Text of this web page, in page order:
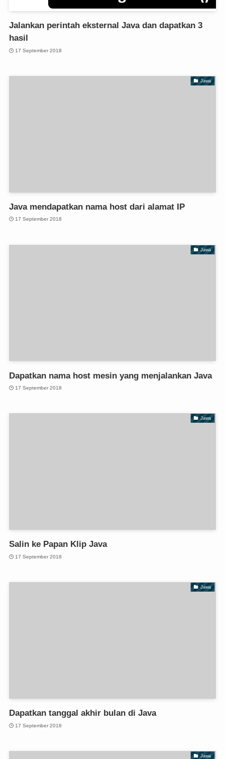
Jalankan perintah eksternal Java dan dapatkan 3
hasil
17 September 2018
Jawa
Java mendapatkan nama host dari alamat IP
17 September 2018
Jawa
Dapatkan nama host mesin yang menjalankan Java
17 September 2018
Jawa
Salin ke Papan Klip Java
17 September 2018
Jawa
Dapatkan tanggal akhir bulan di Java
17 September 2018
Jawa